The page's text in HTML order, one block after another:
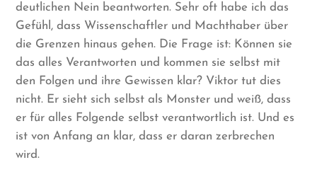
deutlichen Nein beantworten. Sehr oft habe ich das
Gefühl, dass Wissenschaftler und Machthaber über
die Grenzen hinaus gehen. Die Frage ist: Können sie
das alles Verantworten und kommen sie selbst mit
den Folgen und ihre Gewissen klar? Viktor tut dies
nicht. Er sieht sich selbst als Monster und weiß, dass
er für alles Folgende selbst verantwortlich ist. Und es
ist von Anfang an klar, dass er daran zerbrechen
wird.